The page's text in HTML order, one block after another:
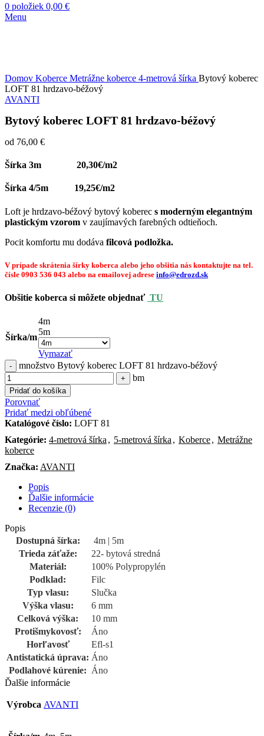
0 položiek 0,00 €
Menu
Domov Koberce Metrážne koberce 4-metrová šírka Bytový koberec
LOFT 81 hrdzavo-béžový
AVANTI
Bytový koberec LOFT 81 hrdzavo-béžový
od 76,00 €
Šírka 3m 20,30€/m2
Šírka 4/5m 19,25€/m2
Loft je hrdzavo-béžový bytový koberec s moderným elegantným
plastickým vzorom v zaujímavých farebných odtieňoch.
Pocit komfortu mu dodáva filcová podložka.
V prípade skrátenia šírky koberca alebo jeho obšitia nás kontaktujte na tel.
čísle 0903 536 043 alebo na emailovej adrese info@edrozd.sk
Obšitie koberca si môžete objednať TU
Šírka/m
4m
5m
Vymazať
množstvo Bytový koberec LOFT 81 hrdzavo-béžový
bm
Pridať do košíka
Porovnať
Pridať medzi obľúbené
Katalógové číslo: LOFT 81
Kategórie: 4-metrová šírka , 5-metrová šírka , Koberce, Metrážne
koberce
Značka: AVANTI
Popis
Ďalšie informácie
Recenzie (0)
Popis
Dostupná šírka:
4m | 5m
Trieda záťaže:
22- bytová stredná
Materiál:
100% Polypropylén
Podklad:
Filc
Typ vlasu:
Slučka
Výška vlasu:
6 mm
Celková výška:
10 mm
Protišmykovosť:
Áno
Horľavosť
Efl-s1
Antistatická úprava: Áno
Podlahové kúrenie: Áno
Ďalšie informácie
Výrobca AVANTI